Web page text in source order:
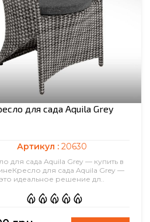
для сада Aquila Grey
Артикул : 20630
для сада Aquila Grey — купить в
для сада Aquila Grey —
это идеальное решение дл..